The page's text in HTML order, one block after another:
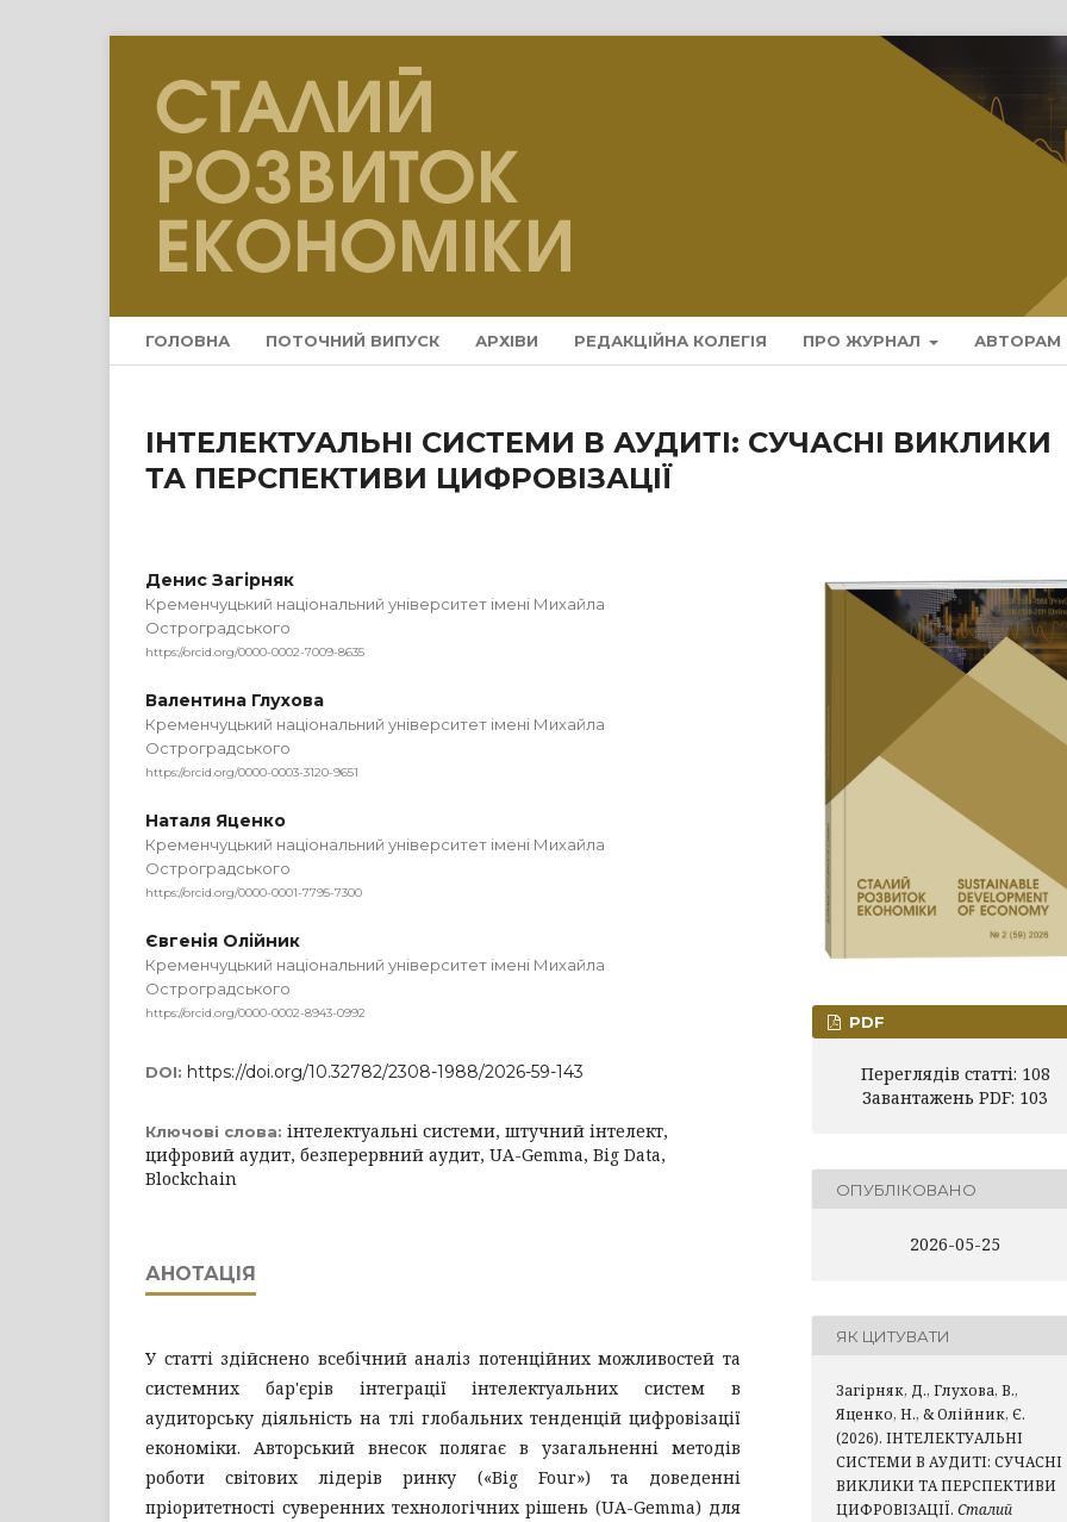
ГОЛОВНА ПОТОЧНИЙ ВИПУСК АРХІВИ РЕДАКЦІЙНА КОЛЕГІЯ ПРО ЖУРНАЛ АВТОРАМ
ІНТЕЛЕКТУАЛЬНІ СИСТЕМИ В АУДИТІ: СУЧАСНІ ВИКЛИКИ
ТА ПЕРСПЕКТИВИ ЦИФРОВІЗАЦІЇ
Денис Загірняк
Кременчуцький національний університет імені Михайла
Остроградського
https://orcid.org/0000-0002-7009-8635
Валентина Глухова
Кременчуцький національний університет імені Михайла
Остроградського
https://orcid.org/0000-0003-3120-9651
Наталя Яценко
Кременчуцький національний університет імені Михайла
Остроградського
https://orcid.org/0000-0001-7795-7300
Євгенія Олійник
Кременчуцький національний університет імені Михайла
Остроградського
https://orcid.org/0000-0002-8943-0992
DOI: https://doi.org/10.32782/2308-1988/2026-59-143
Ключові слова: інтелектуальні системи, штучний інтелект,
цифровий аудит, безперервний аудит, UA-Gemma, Big Data,
Blockchain
АНОТАЦІЯ
У статті здійснено всебічний аналіз потенційних можливостей та
системних бар'єрів інтеграції інтелектуальних систем в
аудиторську діяльність на тлі глобальних тенденцій цифровізації
економіки. Авторський внесок полягає в узагальненні методів
роботи світових лідерів ринку («Big Four») та доведенні
пріоритетності суверенних технологічних рішень (UA-Gemma) для
PDF
Переглядів статті: 108
Завантажень PDF: 103
ОПУБЛІКОВАНО
2026-05-25
ЯК ЦИТУВАТИ
Загірняк, Д., Глухова, В.,
Яценко, Н., & Олійник, Є.
(2026). ІНТЕЛЕКТУАЛЬНІ
СИСТЕМИ В АУДИТІ: СУЧАСНІ
ВИКЛИКИ ТА ПЕРСПЕКТИВИ
ЦИФРОВІЗАЦІЇ. Сталий